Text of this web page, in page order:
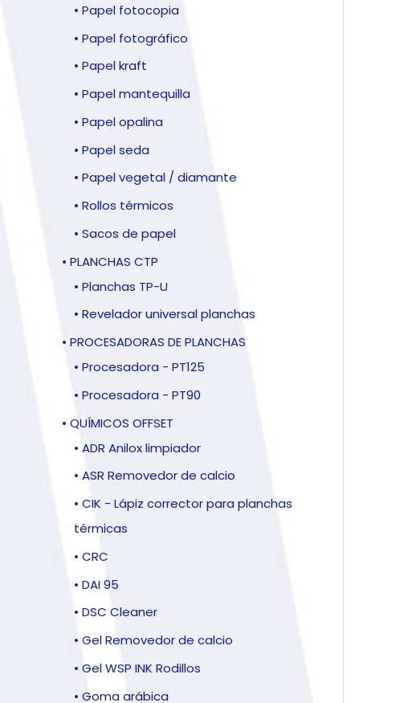
• Papel fotocopia
• Papel fotográfico
• Papel kraft
• Papel mantequilla
• Papel opalina
• Papel seda
• Papel vegetal / diamante
• Rollos térmicos
• Sacos de papel
• PLANCHAS CTP
• Planchas TP-U
• Revelador universal planchas
• PROCESADORAS DE PLANCHAS
• Procesadora - PT125
• Procesadora - PT90
• QUÍMICOS OFFSET
• ADR Anilox limpiador
• ASR Removedor de calcio
• CIK - Lápiz corrector para planchas
térmicas
• CRC
• DAI 95
• DSC Cleaner
• Gel Removedor de calcio
• Gel WSP INK Rodillos
• Goma arábica